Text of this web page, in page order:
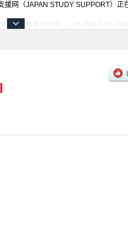
网（JAPAN STUDY SUPPORT）正
人数等考试信息，以及设施介绍、